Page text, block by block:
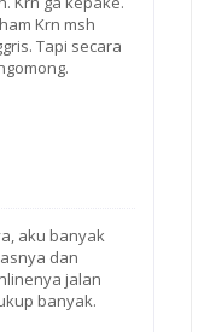
Krn msh
Tapi secara
aku banyak
dan
jalan
banyak.